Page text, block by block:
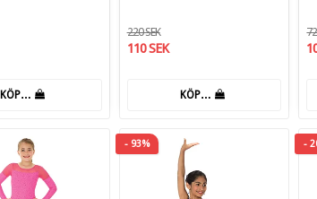
KÖP…
220 SEK
110 SEK
KÖP…
- 93% -